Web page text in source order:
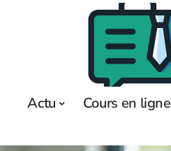
Actu Cours en ligne